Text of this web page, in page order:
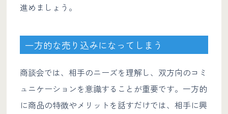
進めましょう。
一方的な売り込みになってしまう
商談会では、相手のニーズを理解し、双方向のコミ
ュニケーションを意識することが重要です。一方的
に商品の特徴やメリットを話すだけでは、相手に興